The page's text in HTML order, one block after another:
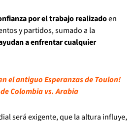
por el trabajo realizadoen
y partidos, sumado a la
a enfrentar cualquier
el antiguo Esperanzas de Toulon!
Colombia vs. Arabia
será exigente, que la altura influye,